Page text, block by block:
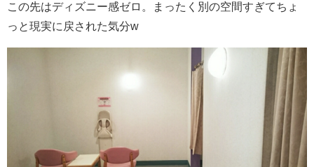
この先はディズニー感ゼロ。まったく別の空間すぎてちょ
っと現実に戻された気分w